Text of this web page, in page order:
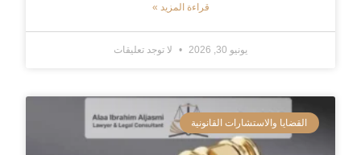
قراءة المزيد »
يونيو 30, 2026 لا توجد تعليقات
القضايا والاستشارات القانونية